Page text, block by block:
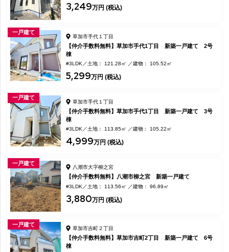
3,249万円 (税込)
一戸建て
草加市手代１丁目
【仲介手数料無料】草加市手代1丁目 新築一戸建て 2号
棟
#3LDK 土地： 121.28㎡ 建物： 105.52㎡
5,299万円 (税込)
一戸建て
草加市手代１丁目
【仲介手数料無料】草加市手代1丁目 新築一戸建て 3号
棟
#3LDK 土地： 113.85㎡ 建物： 105.22㎡
4,999万円 (税込)
一戸建て
八潮市大字柳之宮
【仲介手数料無料】八潮市柳之宮 新築一戸建て
#3LDK 土地： 113.56㎡ 建物： 96.89㎡
3,880万円 (税込)
一戸建て
草加市吉町２丁目
【仲介手数料無料】草加市吉町2丁目 新築一戸建て 6号
棟